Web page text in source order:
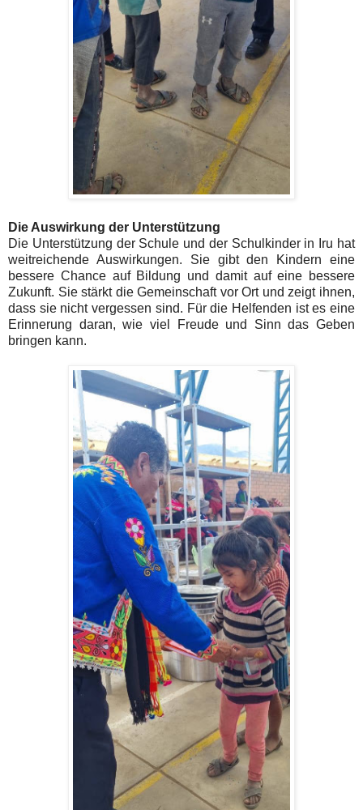
Die Auswirkung der Unterstützung
Die Unterstützung der Schule und der Schulkinder in Iru hat
weitreichende Auswirkungen. Sie gibt den Kindern eine
bessere Chance auf Bildung und damit auf eine bessere
Zukunft. Sie stärkt die Gemeinschaft vor Ort und zeigt ihnen,
dass sie nicht vergessen sind. Für die Helfenden ist es eine
Erinnerung daran, wie viel Freude und Sinn das Geben
bringen kann.